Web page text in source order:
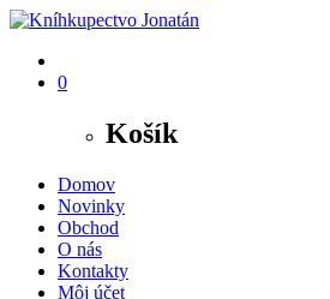
0
Košík
Domov
Novinky
Obchod
O nás
Kontakty
Môj účet